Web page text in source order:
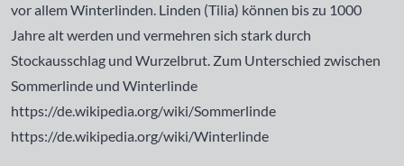
vor allem Winterlinden. Linden (Tilia) können bis zu 1000
Jahre alt werden und vermehren sich stark durch
Stockausschlag und Wurzelbrut. Zum Unterschied zwischen
Sommerlinde und Winterlinde
https://de.wikipedia.org/wiki/Sommerlinde
https://de.wikipedia.org/wiki/Winterlinde